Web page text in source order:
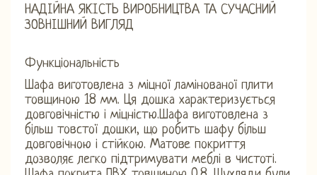
НАДІЙНА ЯКІСТЬ ВИРОБНИЦТВА ТА СУЧАСНИЙ
ЗОВНІШНИЙ ВИГЛЯД
Функціональність
Шафа виготовлена ​​з міцної ламінованої плити
товщиною 18 мм. Ця дошка характеризується
довговічністю і міцністю.Шафа виготовлена ​​з
більш товстої дошки, що робить шафу більш
довговічною і стійкою. Матове покриття
дозволяє легко підтримувати меблі в чистоті.